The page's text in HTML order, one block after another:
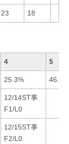
23 18
4 5
25.3% 46.2%
12/14ST事
F1/L0
12/15ST事
F2/L0